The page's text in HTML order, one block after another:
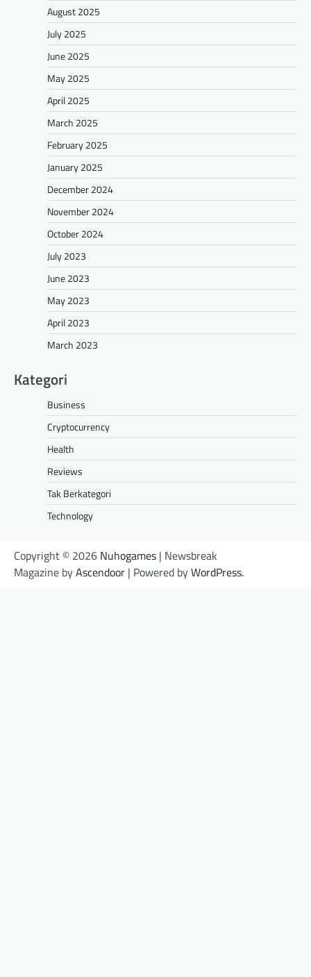
August 2025
July 2025
June 2025
May 2025
April 2025
March 2025
February 2025
January 2025
December 2024
November 2024
October 2024
July 2023
June 2023
May 2023
April 2023
March 2023
Kategori
Business
Cryptocurrency
Health
Reviews
Tak Berkategori
Technology
Copyright © 2026 Nuhogames | Newsbreak
Magazine byAscendoor | Powered byWordPress.